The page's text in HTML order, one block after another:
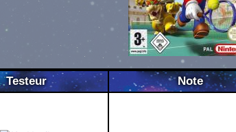
Testeur Note